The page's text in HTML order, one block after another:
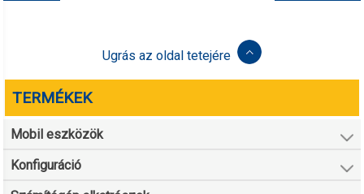
Ugrás az oldal tetejére
TERMÉKEK
Mobil eszközök
Konfiguráció